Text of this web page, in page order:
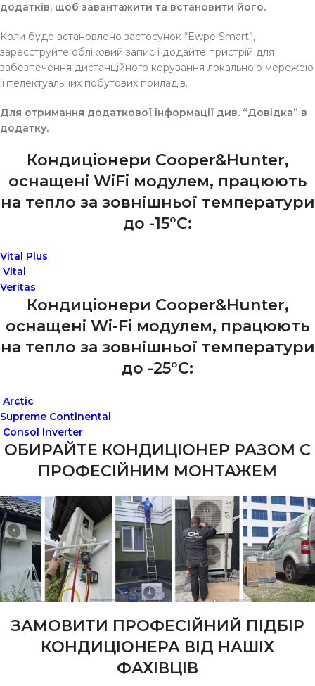
додатків, щоб завантажити та встановити його.
Коли буде встановлено застосунок “Ewpe Smart”,
зареєструйте обліковий запис і додайте пристрій для
забезпечення дистанційного керування локальною мережею
інтелектуальних побутових приладів.
Для отримання додаткової інформації див. “Довідка” в
додатку.
Кондиціонери Cooper&Hunter,
оснащені WiFi модулем, працюють
на тепло за зовнішньої температури
до -15°C:
Vital Plus
Vital
Veritas
Кондиціонери Cooper&Hunter,
оснащені Wi-Fi модулем, працюють
на тепло за зовнішньої температури
до -25°C:
Arctic
Supreme Continental
Consol Inverter
ОБИРАЙТЕ КОНДИЦІОНЕР РАЗОМ С
ПРОФЕСІЙНИМ МОНТАЖЕМ
ЗАМОВИТИ ПРОФЕСІЙНИЙ ПІДБІР
КОНДИЦІОНЕРА ВІД НАШІХ
ФАХІВЦІВ